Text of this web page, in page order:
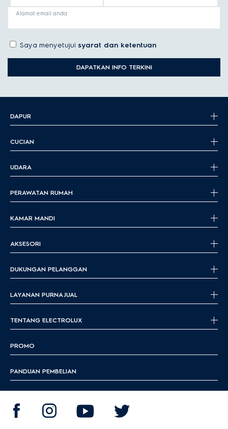
Alamat email anda
Saya menyetujui syarat dan ketentuan
DAPATKAN INFO TERKINI
DAPUR
CUCIAN
UDARA
PERAWATAN RUMAH
KAMAR MANDI
AKSESORI
DUKUNGAN PELANGGAN
LAYANAN PURNA JUAL
TENTANG ELECTROLUX
PROMO
PANDUAN PEMBELIAN